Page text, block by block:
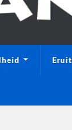
Eruit